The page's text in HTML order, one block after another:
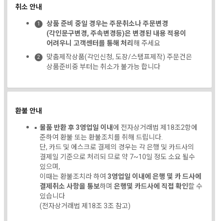
취소 안내
상품 준비 중일 경우는 주문취소나 주문변경
(각인문구변경, 주속변경등)은 변경된 내용 적용이
어려우니 고객센터를 통해 처리해 주세요
맞춤제작상품(각인신청, 도장/스탬프제작) 주문건은
상품준비중 부터는 취소가 불가능 합니다
환불 안내
물품 반환 후 3영업일 이내에 전자상거래법 제18조2항에
준하여 환불 또는 환불조치를 취해 드립니다.
단, 카드 및 에스크로 결제의 경우는 각 은행 및 카드사의
결제일 기준으로 처리되 므로 약 7~10일 정도 소요 될수
있으며,
이때는 환불조치라 하여3영업일 이내에 은행 및 카 드사에
결제취소 사항을 통보하며 은행및 카드사에 직접 확인할 수
있습니다
(전자상거래법 제18조 3조 참고)